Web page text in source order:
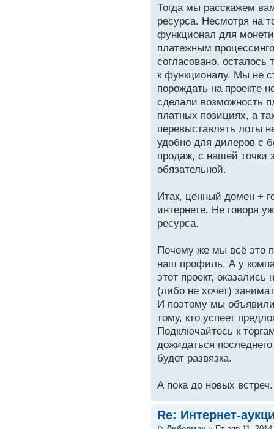
Тогда мы расскажем
ресурса. Несмотря на
функционал для
платежным
согласовано, осталось
к функционалу. Мы не
порождать на проекте
сделали возможность
платных позициях, а
перевыставлять лоты
удобно для дилеров с
продаж, с нашей точки
обязательной.
Итак, ценный домен +
интернете. Не говоря
ресурса.
Почему же мы всё это
наш профиль. А у
этот проект,
(либо не хочет)
И поэтому мы объявили
тому, кто успеет
Подключайтесь к
дожидаться
будет развязка.
А пока до новых
Re: Интернет-